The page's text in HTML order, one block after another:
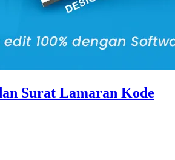
Surat Lamaran Kode